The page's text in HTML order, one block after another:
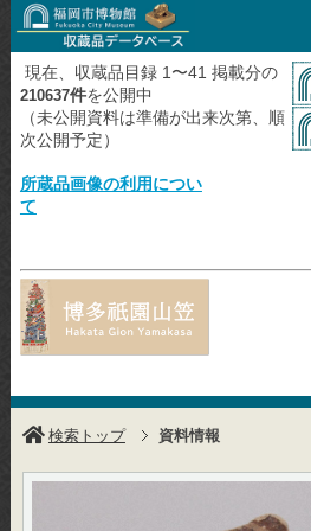
現在、収蔵品目録 1〜41 掲載分の
210637件を公開中
（未公開資料は準備が出来次第、順
次公開予定）
所蔵品画像の利用につい
て
検索トップ 資料情報